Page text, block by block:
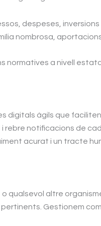
despeses,
nombrosa,
normatives a nivell
digitals àgils que
rebre notificacions de
acurat i un tracte
o qualsevol altre
Gestionem